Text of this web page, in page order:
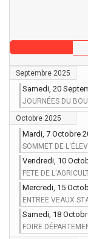
Septembre 2025
Samedi, 20
JOURNÉES DU
Octobre 2025
Mardi, 7 Octobre
SOMMET DE
Vendredi, 10
FETE DE
Mercredi, 15
ENTREE VEAUX
Samedi, 18
FOIRE